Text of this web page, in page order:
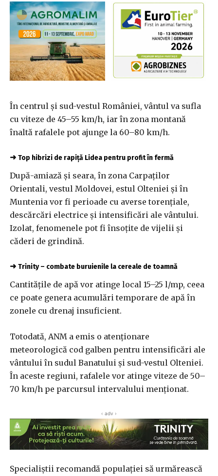
În centrul și sud-vestul României, vântul va sufla
cu viteze de 45–55 km/h, iar în zona montană
înaltă rafalele pot ajunge la 60–80 km/h.
➜ Top hibrizi de rapiță Lidea pentru profit în fermă
După-amiază și seara, în zona Carpaților
Orientali, vestul Moldovei, estul Olteniei și în
Muntenia vor fi perioade cu averse torențiale,
descărcări electrice și intensificări ale vântului.
Izolat, fenomenele pot fi însoțite de vijelii și
căderi de grindină.
➜ Trinity – combate buruienile la cereale de toamnă
Cantitățile de apă vor atinge local 15–25 l/mp, ceea
ce poate genera acumulări temporare de apă în
zonele cu drenaj insuficient.
Totodată, ANM a emis o atenționare
meteorologică cod galben pentru intensificări ale
vântului în sudul Banatului și sud-vestul Olteniei.
În aceste regiuni, rafalele vor atinge viteze de 50–
70 km/h pe parcursul intervalului menționat.
‹ adv ›
Specialiștii recomandă populației să urmărească